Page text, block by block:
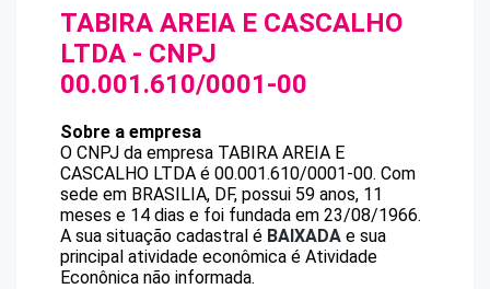
TABIRA AREIA E CASCALHO
LTDA - CNPJ
00.001.610/0001-00
Sobre a empresa
O CNPJ da empresa TABIRA AREIA E
CASCALHO LTDA é 00.001.610/0001-00. Com
sede em BRASILIA, DF, possui 59 anos, 11
meses e 14 dias e foi fundada em 23/08/1966.
A sua situação cadastral é BAIXADA e sua
principal atividade econômica é Atividade
Econônica não informada.